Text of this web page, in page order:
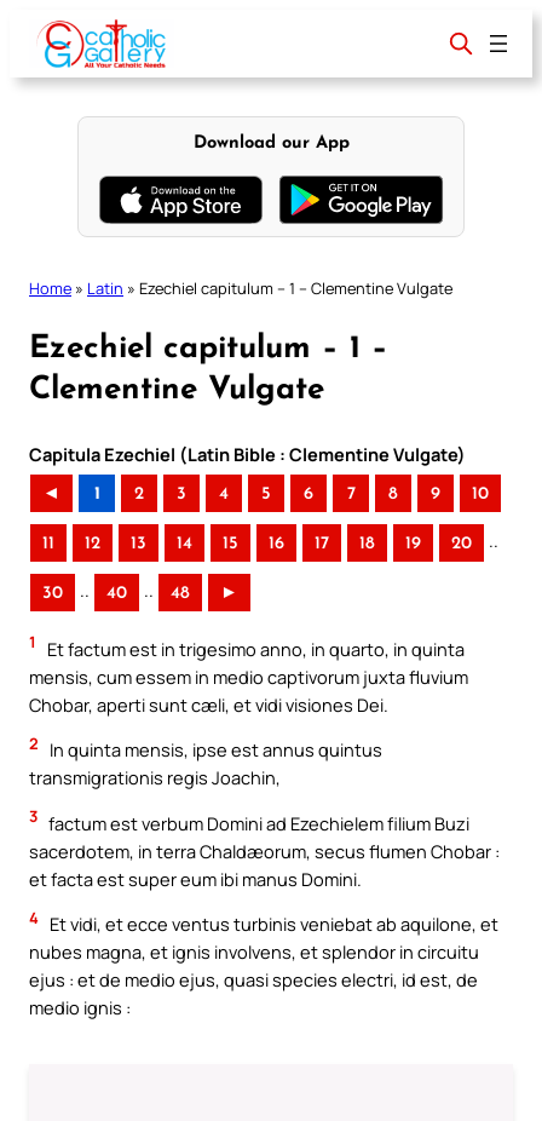
content
Download our App
Home » Latin » Ezechiel capitulum – 1 – Clementine Vulgate
Ezechiel capitulum – 1 –
Clementine Vulgate
Capitula Ezechiel (Latin Bible : Clementine Vulgate)
◄ 1 2 3 4 5 6 7 8 9 10
11 12 13 14 15 16 17 18 19 20 ..
30 .. 40 .. 48 ►
1
Et factum est in trigesimo anno, in quarto, in quinta
mensis, cum essem in medio captivorum juxta fluvium
Chobar, aperti sunt cæli, et vidi visiones Dei.
2
In quinta mensis, ipse est annus quintus
transmigrationis regis Joachin,
3 factum est verbum Domini ad Ezechielem filium Buzi
sacerdotem, in terra Chaldæorum, secus flumen Chobar :
et facta est super eum ibi manus Domini.
4 Et vidi, et ecce ventus turbinis veniebat ab aquilone, et
nubes magna, et ignis involvens, et splendor in circuitu
ejus : et de medio ejus, quasi species electri, id est, de
medio ignis :